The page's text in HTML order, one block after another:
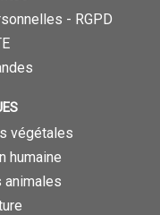
- RGPD
végétales
humaine
animales